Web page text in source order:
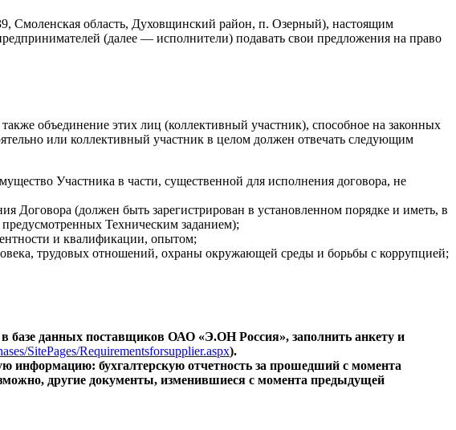
Смоленская область, Духовщинский район, п. Озерный), настоящим
(далее — исполнители) подавать свои предложения на право
объединение этих лиц (коллективный участник), способное на законных
или коллективный участник в целом должен отвечать следующим
Участника в части, существенной для исполнения договора, не
Договора (должен быть зарегистрирован в установленном порядке и иметь, в
Техническим заданием);
и квалификации, опытом;
трудовых отношений, охраны окружающей среды и борьбы с коррупцией;
базе данных поставщиков ОАО «Э.ОН Россия», заполнить анкету и
/SitePages/Requirementsforsupplier.aspx).
информацию: бухгалтерскую отчетность за прошедший с момента
другие документы, изменившиеся с момента предыдущей